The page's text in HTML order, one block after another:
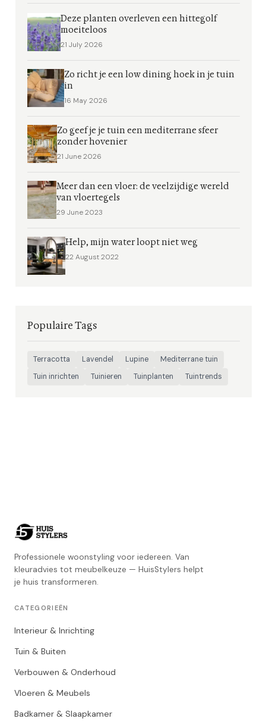
Deze planten overleven een hittegolf
moeiteloos
21 July 2026
Zo richt je een low dining hoek in je tuin
in
16 May 2026
Zo geef je je tuin een mediterrane sfeer
zonder hovenier
21 June 2026
Meer dan een vloer: de veelzijdige wereld
van vloertegels
29 June 2023
Help, mijn water loopt niet weg
22 August 2022
Populaire Tags
Terracotta Lavendel Lupine
Mediterrane tuin
Tuin inrichten
Tuinieren Tuinplanten Tuintrends
Professionele woonstyling voor iedereen. Van
kleuradvies tot meubelkeuze — HuisStylers helpt
je huis transformeren.
CATEGORIEËN
Interieur & Inrichting
Tuin & Buiten
Verbouwen & Onderhoud
Vloeren & Meubels
Badkamer & Slaapkamer